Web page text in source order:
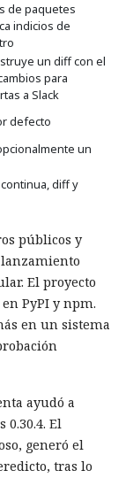
de paquetes
indicios de
un diff con el
para
a Slack
defecto
un
diff y
públicos y
El proyecto
PyPI y npm.
en un sistema
ayudó a
0.30.4. El
generó el
tras lo